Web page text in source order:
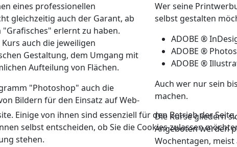
eines professionellen
gleichzeitig auch der Garant, ab
erlernt zu haben.
auch die jeweiligen
Gestaltung, dem Umgang mit
Aufteilung von Flächen.
"Photoshop" auch die
Bildern für den Einsatz auf Web-
Wer seine
selbst gestalten
ADOBE ®
ADOBE ®
ADOBE ®
Auch wer nur sein
machen.
Die Kurse gliedern
Angeboten werden
Wochentagen, meist
Einige von ihnen sind essenziell für den Betrieb der
selbst entscheiden, ob Sie die Cookies zulassen
stehen.